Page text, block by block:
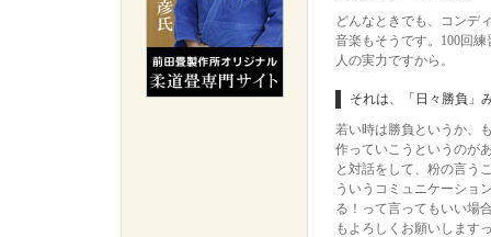
どんなときでも、コンデ
音楽もそうです。100回
人の実力ですから。
それは、「日々勝負」
若い時は勝負というか、
作っていこうというのが
と対話をして、粉の言う
ういうコミュニケーショ
る！って言ってもいい場
もよろしくお願いします